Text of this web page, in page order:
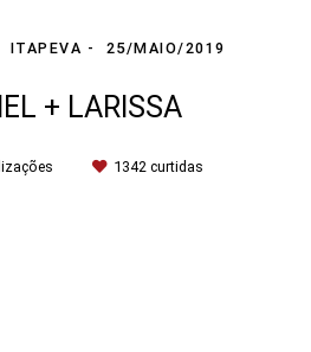
ITAPEVA 25/MAIO/2019
+ LARISSA
1342 curtidas